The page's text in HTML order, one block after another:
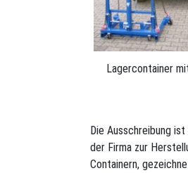
Lagercontainer
Die Ausschreibung
der Firma zur
Containern,